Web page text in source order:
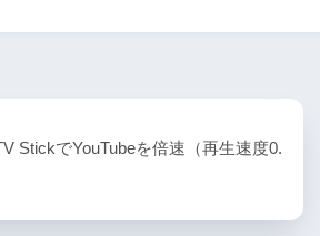
StickでYouTubeを倍速（再生速度0.